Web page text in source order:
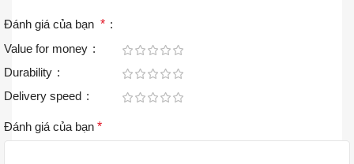
Đánh giá của bạn *
Value for money
Durability
Delivery speed
Đánh giá của bạn *